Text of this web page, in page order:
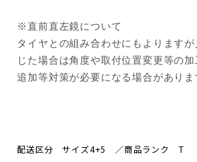
※直前直左鏡について
タイヤとの組み合わせにもよります
じた場合は角度や取付位置変更等の
追加等対策が必要になる場合がありま
配送区分 サイズ4+5 ／商品ランク T